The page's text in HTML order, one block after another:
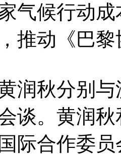
气候行动
推动《巴
润秋分别
谈。黄润
际合作委